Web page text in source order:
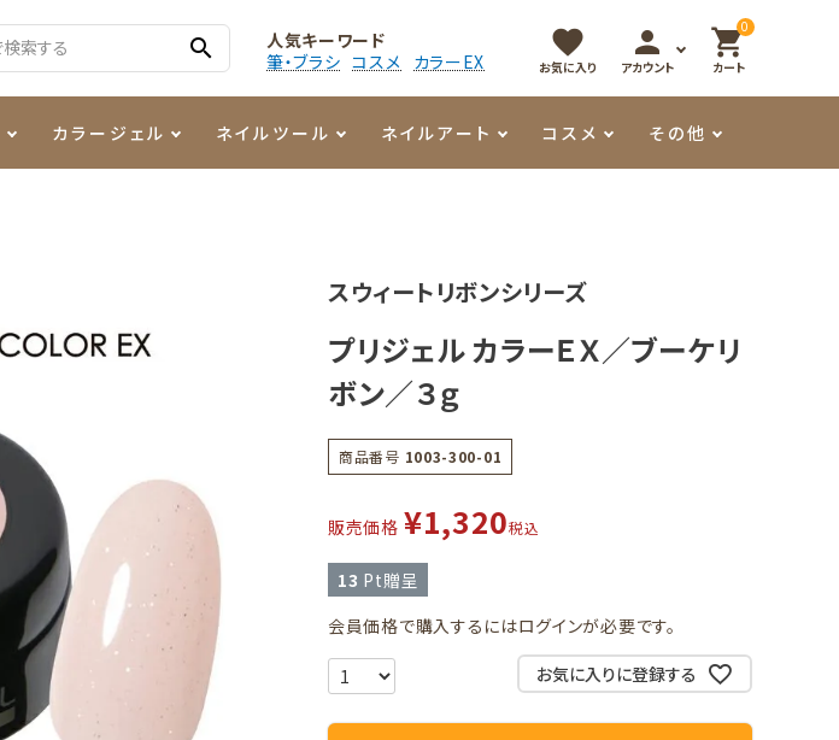
search
人気キーワード
筆・ブラシ コスメ カラーEX
favorite
お気に入り
person
アカウント
0
shopping_cart
カート
カラージェル
3Dクレイジェル
メタリックジェル
ネイルツール
容器・ポーチ
ネイルアート
その他
コスメ その他
スウィートリボンシリーズ
プリジェル カラーＥＸ／ブーケリ
ボン／３ｇ
商品番号 1003-300-01
販売価格 ¥1,320税込
13 Pt贈呈
会員価格で購入するにはログインが必要です。
お気に入りに登録する